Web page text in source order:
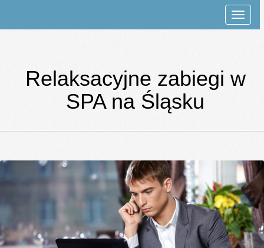
Rozwiń
Relaksacyjne zabiegi w
SPA na Śląsku